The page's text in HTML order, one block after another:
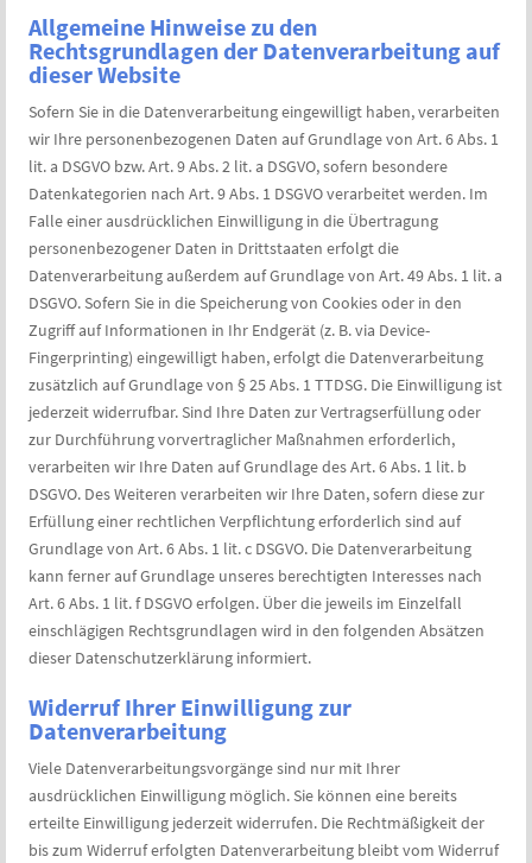
Allgemeine Hinweise zu den
Rechtsgrundlagen der Datenverarbeitung auf
dieser Website
Sofern Sie in die Datenverarbeitung eingewilligt haben, verarbeiten
wir Ihre personenbezogenen Daten auf Grundlage von Art. 6 Abs. 1
lit. a DSGVO bzw. Art. 9 Abs. 2 lit. a DSGVO, sofern besondere
Datenkategorien nach Art. 9 Abs. 1 DSGVO verarbeitet werden. Im
Falle einer ausdrücklichen Einwilligung in die Übertragung
personenbezogener Daten in Drittstaaten erfolgt die
Datenverarbeitung außerdem auf Grundlage von Art. 49 Abs. 1 lit. a
DSGVO. Sofern Sie in die Speicherung von Cookies oder in den
Zugriff auf Informationen in Ihr Endgerät (z. B. via Device-
Fingerprinting) eingewilligt haben, erfolgt die Datenverarbeitung
zusätzlich auf Grundlage von § 25 Abs. 1 TTDSG. Die Einwilligung ist
jederzeit widerrufbar. Sind Ihre Daten zur Vertragserfüllung oder
zur Durchführung vorvertraglicher Maßnahmen erforderlich,
verarbeiten wir Ihre Daten auf Grundlage des Art. 6 Abs. 1 lit. b
DSGVO. Des Weiteren verarbeiten wir Ihre Daten, sofern diese zur
Erfüllung einer rechtlichen Verpflichtung erforderlich sind auf
Grundlage von Art. 6 Abs. 1 lit. c DSGVO. Die Datenverarbeitung
kann ferner auf Grundlage unseres berechtigten Interesses nach
Art. 6 Abs. 1 lit. f DSGVO erfolgen. Über die jeweils im Einzelfall
einschlägigen Rechtsgrundlagen wird in den folgenden Absätzen
dieser Datenschutzerklärung informiert.
Widerruf Ihrer Einwilligung zur
Datenverarbeitung
Viele Datenverarbeitungsvorgänge sind nur mit Ihrer
ausdrücklichen Einwilligung möglich. Sie können eine bereits
erteilte Einwilligung jederzeit widerrufen. Die Rechtmäßigkeit der
bis zum Widerruf erfolgten Datenverarbeitung bleibt vom Widerruf